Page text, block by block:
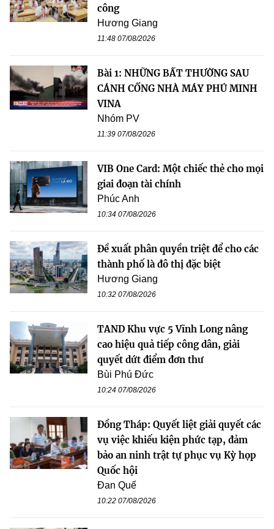
công
Hương Giang
11:48 07/08/2026
Bài 1: NHỮNG BẤT THƯỜNG SAU
CÁNH CỔNG NHÀ MÁY PHÚ MINH
VINA
Nhóm PV
11:39 07/08/2026
VIB One Card: Một chiếc thẻ cho mọi
giai đoạn tài chính
Phúc Anh
10:34 07/08/2026
Đề xuất phân quyền triệt để cho các
thành phố là đô thị đặc biệt
Hương Giang
10:32 07/08/2026
TAND Khu vực 5 Vĩnh Long nâng
cao hiệu quả tiếp công dân, giải
quyết dứt điểm đơn thư
Bùi Phú Đức
10:24 07/08/2026
Đồng Tháp: Quyết liệt giải quyết các
vụ việc khiếu kiện phức tạp, đảm
bảo an ninh trật tự phục vụ Kỳ họp
Quốc hội
Đan Quế
10:22 07/08/2026